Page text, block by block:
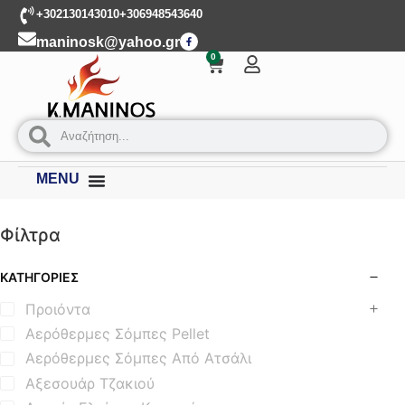
+302130143010+306948543640
maninosk@yahoo.gr
0
MENU
Φίλτρα
ΚΑΤΗΓΟΡΊΕΣ
Προιόντα
Αερόθερμες Σόμπες Pellet
Αερόθερμες Σόμπες Από Ατσάλι
Αξεσουάρ Τζακιού